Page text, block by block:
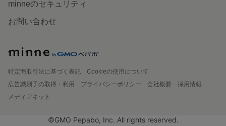
minneのセキュリティ
お問い合わせ
特定商取引法に基づく表記
Cookieの使用について
広告識別子の取得・利用
プライバシーポリシー 会社概要
採用情報
メディアキット
©GMO Pepabo, Inc. All rights reserved.